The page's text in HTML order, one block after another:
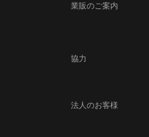
業販のご案内
協力
法人のお客様